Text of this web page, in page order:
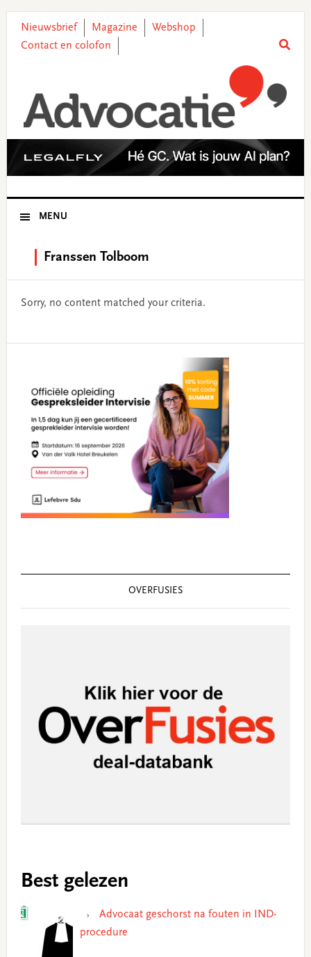
primary
main
primary
footer
Nieuwsbrief Magazine
Webshop
Contact en colofon
MENU
Franssen Tolboom
Sorry, no content matched your criteria.
OVERFUSIES
Best gelezen
Advocaat geschorst na fouten in IND-
procedure